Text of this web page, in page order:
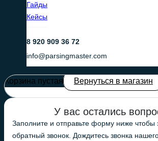
Гайды
Кейсы
8 920 909 36 72
info@parsingmaster.com
Корзина пустая Вернуться в магазин
У вас остались
Заполните и отправьте форму ниже чтобы
обратный звонок. Дождитесь звонка